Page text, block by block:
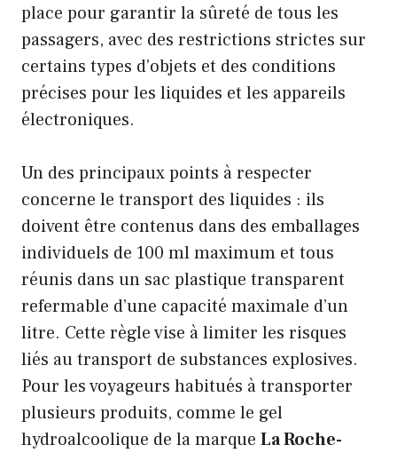
place pour garantir la sûreté de tous les
passagers, avec des restrictions strictes sur
certains types d’objets et des conditions
précises pour les liquides et les appareils
électroniques.
Un des principaux points à respecter
concerne le transport des liquides : ils
doivent être contenus dans des emballages
individuels de 100 ml maximum et tous
réunis dans un sac plastique transparent
refermable d’une capacité maximale d’un
litre. Cette règle vise à limiter les risques
liés au transport de substances explosives.
Pour les voyageurs habitués à transporter
plusieurs produits, comme le gel
hydroalcoolique de la marque La Roche-